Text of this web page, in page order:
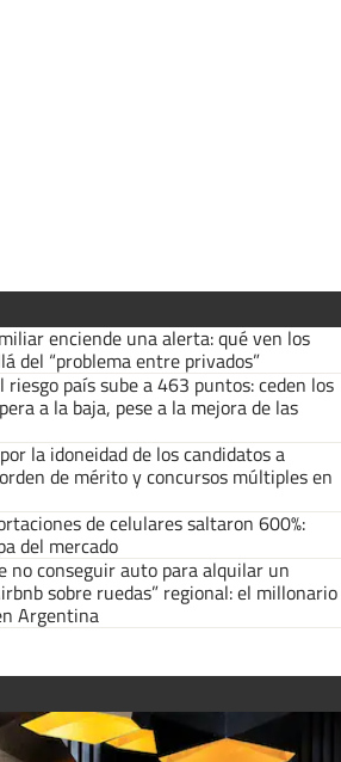
enciende una alerta: qué ven los
del “problema entre privados”
riesgo país sube a 463 puntos: ceden los
a la baja, pese a la mejora de las
la idoneidad de los candidatos a
de mérito y concursos múltiples en
de celulares saltaron 600%:
del mercado
no conseguir auto para alquilar un
sobre ruedas” regional: el millonario
Argentina